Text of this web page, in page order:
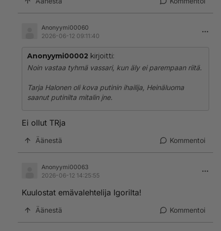
Anonyymi00060
2026-06-12 09:11:40
Anonyymi00002 kirjoitti:
Noin vastaa tyhmä vassari, kun äly ei parempaan riitä.
Tarja Halonen oli kova putinin ihailija, Heinäluoma
saanut putinilta mitalin jne.
Ei ollut TRja
Äänestä Kommentoi
Anonyymi00063
2026-06-12 14:25:55
Kuulostat emävalehtelija Igorilta!
Äänestä Kommentoi